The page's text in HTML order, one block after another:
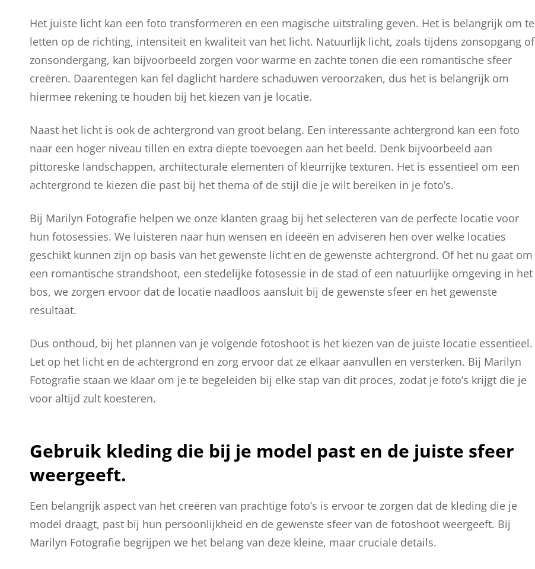
Het juiste licht kan een foto transformeren en een magische uitstraling geven. Het is belangrijk om te
letten op de richting, intensiteit en kwaliteit van het licht. Natuurlijk licht, zoals tijdens zonsopgang of
zonsondergang, kan bijvoorbeeld zorgen voor warme en zachte tonen die een romantische sfeer
creëren. Daarentegen kan fel daglicht hardere schaduwen veroorzaken, dus het is belangrijk om
hiermee rekening te houden bij het kiezen van je locatie.
Naast het licht is ook de achtergrond van groot belang. Een interessante achtergrond kan een foto
naar een hoger niveau tillen en extra diepte toevoegen aan het beeld. Denk bijvoorbeeld aan
pittoreske landschappen, architecturale elementen of kleurrijke texturen. Het is essentieel om een
achtergrond te kiezen die past bij het thema of de stijl die je wilt bereiken in je foto’s.
Bij Marilyn Fotografie helpen we onze klanten graag bij het selecteren van de perfecte locatie voor
hun fotosessies. We luisteren naar hun wensen en ideeën en adviseren hen over welke locaties
geschikt kunnen zijn op basis van het gewenste licht en de gewenste achtergrond. Of het nu gaat om
een romantische strandshoot, een stedelijke fotosessie in de stad of een natuurlijke omgeving in het
bos, we zorgen ervoor dat de locatie naadloos aansluit bij de gewenste sfeer en het gewenste
resultaat.
Dus onthoud, bij het plannen van je volgende fotoshoot is het kiezen van de juiste locatie essentieel.
Let op het licht en de achtergrond en zorg ervoor dat ze elkaar aanvullen en versterken. Bij Marilyn
Fotografie staan we klaar om je te begeleiden bij elke stap van dit proces, zodat je foto’s krijgt die je
voor altijd zult koesteren.
Gebruik kleding die bij je model past en de juiste sfeer
weergeeft.
Een belangrijk aspect van het creëren van prachtige foto’s is ervoor te zorgen dat de kleding die je
model draagt, past bij hun persoonlijkheid en de gewenste sfeer van de fotoshoot weergeeft. Bij
Marilyn Fotografie begrijpen we het belang van deze kleine, maar cruciale details.